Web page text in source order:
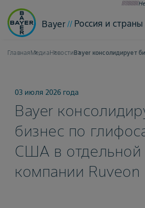
Bayer Россия и
ГлавнаяМедиаНовостиBayer консолидирует
03 июля 2026 года
Bayer
бизнес по
США в отдельной
компании Ruveon